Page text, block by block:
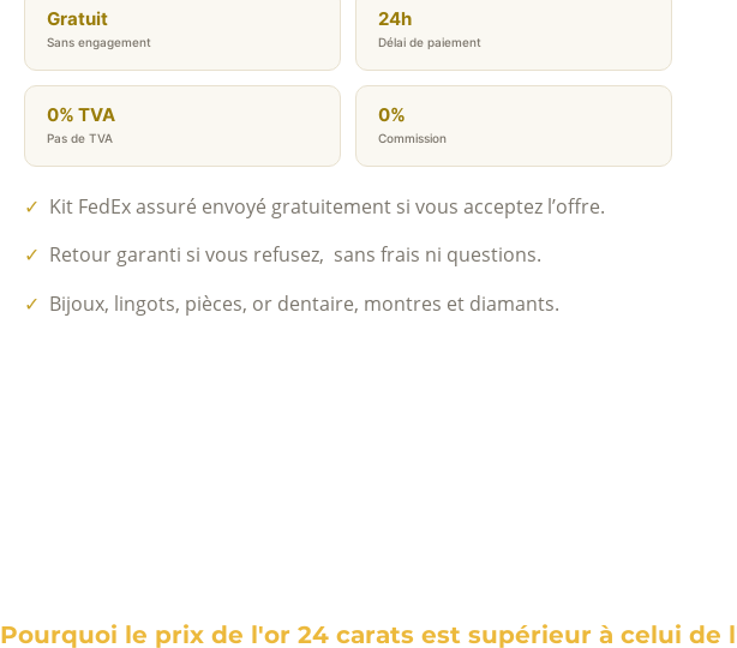
Gratuit
Sans engagement
24h
Délai de paiement
0% TVA
Pas de TVA
0%
Commission
✓ Kit FedEx assuré envoyé gratuitement si vous acceptez l’offre.
✓ Retour garanti si vous refusez, sans frais ni questions.
✓ Bijoux, lingots, pièces, or dentaire, montres et diamants.
Pourquoi le prix de l'or 24 carats est supérieur à celui de